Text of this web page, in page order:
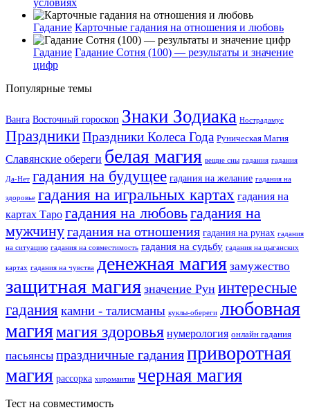
Гадание Карточные гадания на отношения и любовь
Гадание Гадание Сотня (100) — результаты и значение
цифр
Популярные темы
Ванга Восточный гороскоп Знаки Зодиака Нострадамус
ПраздникиПраздники Колеса Года Руническая Магия
Славянские обереги белая магия вещие сны гадания гадания
Да-Нет гадания на будущее гадания на желание гадания на
здоровье гадания на игральных картах гадания на
картах Таро гадания на любовьгадания на
мужчинугадания на отношения гадания на рунах гадания
на ситуацию гадания на совместимость гадания на судьбу гадания на цыганских
картах гадания на чувства денежная магия замужество
защитная магия значение Рун интересные
гадания камни - талисманы куклы-обереги любовная
магиямагия здоровья нумерология онлайн гадания
пасьянсы праздничные гаданияприворотная
магия рассорка хиромантия черная магия
Тест на совместимость